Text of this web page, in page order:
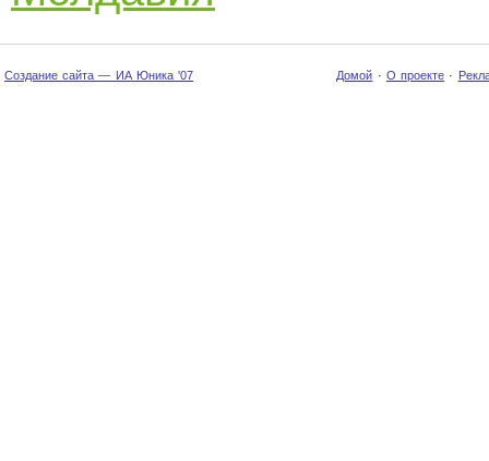
Создание сайта — ИА Юника '07 Домой · О проекте ·